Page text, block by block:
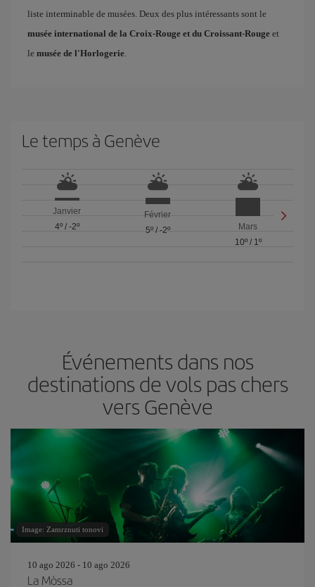
liste interminable de musées. Deux des plus intéressants sont le
musée international de la Croix-Rouge et du Croissant-Rouge et
le musée de l'Horlogerie.
Le temps à Genève
Janvier
4º/ -2º
Février
5º/ -2º
Mars
10º/ 1º
Événements dans nos
destinations de vols pas chers
vers Genève
Image: Zamrznuti tonovi
10 ago 2026 - 10 ago 2026
La Mòssa